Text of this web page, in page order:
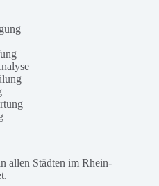
allen Städten im Rhein-